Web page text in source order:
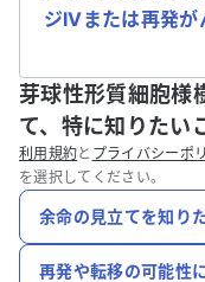
ジIVまたは再発が
芽球性形質細胞様
て、特に知りたい
利用規約と プライバシーポ
を選択してください。
余命の見立てを知り
再発や転移の可能性